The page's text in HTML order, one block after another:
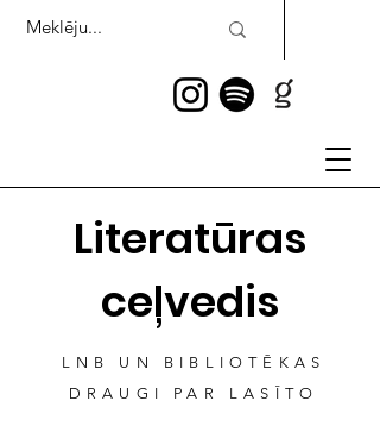
Literatūras
ceļvedis
LNB UN BIBLIOTĒKAS
DRAUGI PAR LASĪTO